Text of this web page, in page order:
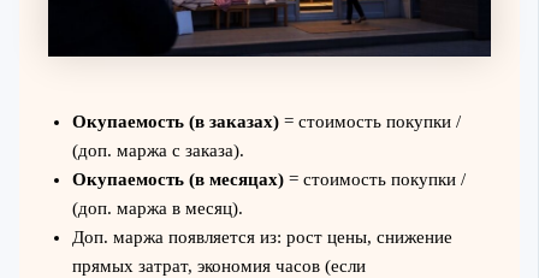
Окупаемость (в заказах)= стоимость покупки /
(доп. маржа с заказа).
Окупаемость (в месяцах)= стоимость покупки /
(доп. маржа в месяц).
Доп. маржа появляется из: рост цены, снижение
прямых затрат, экономия часов (если